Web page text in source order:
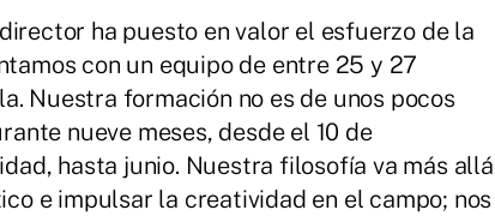
ha puesto en valor el esfuerzo de la
con un equipo de entre 25 y 27
Nuestra formación no es de unos pocos
nueve meses, desde el 10 de
hasta junio. Nuestra filosofía va más allá
e impulsar la creatividad en el campo; nos